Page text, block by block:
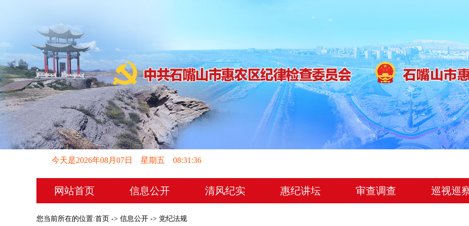
今天是2026年08月07日 星期五 08:31:36
网站首页 信息公开 清风纪实 惠纪讲坛 审查调查 巡视巡
您当前所在的位置:首页 -> 信息公开 -> 党纪法规